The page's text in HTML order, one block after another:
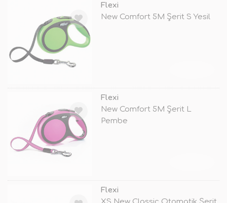
Flexi
New Comfort 5M Şerit S Yesil
Flexi
New Comfort 5M Şerit L
Pembe
Flexi